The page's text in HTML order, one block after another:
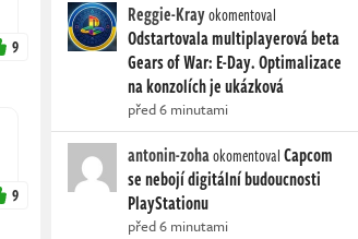
9
9
Reggie-Krayokomentoval
Odstartovala multiplayerová beta
Gears of War: E-Day. Optimalizace
na konzolích je ukázková
před 6 minutami
antonin-zohaokomentovalCapcom
se nebojí digitální budoucnosti
PlayStationu
před 6 minutami